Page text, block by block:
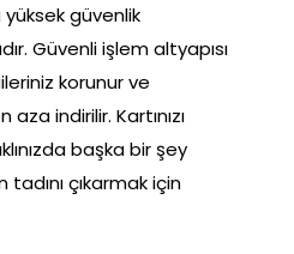
güvenlik
Güvenli işlem altyapısı
korunur ve
aza indirilir. Kartınızı
başka bir şey
tadını çıkarmak için